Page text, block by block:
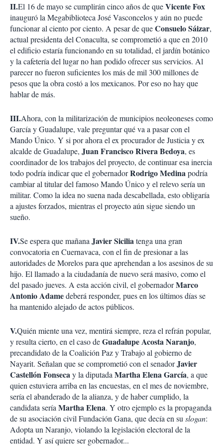
II.El 16 de mayo se cumplirán cinco años de queVicente Fox
inauguró la Megabiblioteca José Vasconcelos y aún no puede
funcionar al ciento por ciento. A pesar de queConsuelo Sáizar,
actual presidenta del Conaculta, se comprometió a que en 2010
el edificio estaría funcionando en su totalidad, el jardín botánico
y la cafetería del lugar no han podido ofrecer sus servicios. Al
parecer no fueron suficientes los más de mil 300 millones de
pesos que la obra costó a los mexicanos. Por eso no hay que
hablar de más.
III.Ahora, con la militarización de municipios neoleoneses como
García y Guadalupe, vale preguntar qué va a pasar con el
Mando Único. Y si por ahora el ex procurador de Justicia y ex
alcalde de Guadalupe, Juan Francisco Rivera Bedoya, es
coordinador de los trabajos del proyecto, de continuar esa inercia
todo podría indicar que el gobernadorRodrigo Medinapodría
cambiar al titular del famoso Mando Único y el relevo sería un
militar. Como la idea no suena nada descabellada, esto obligaría
a ajustes forzados, mientras el proyecto aún sigue siendo un
sueño.
IV.Se espera que mañana Javier Siciliatenga una gran
convocatoria en Cuernavaca, con el fin de presionar a las
autoridades de Morelos para que aprehendan a los asesinos de su
hijo. El llamado a la ciudadanía de nuevo será masivo, como el
del pasado jueves. A esta acción civil, el gobernadorMarco
Antonio Adamedeberá responder, pues en los últimos días se
ha mantenido alejado de actos públicos.
V.Quién miente una vez, mentirá siempre, reza el refrán popular,
y resulta cierto, en el caso deGuadalupe Acosta Naranjo,
precandidato de la Coalición Paz y Trabajo al gobierno de
Nayarit. Señalan que se comprometió con el senadorJavier
Castellón Fonsecay la diputada Martha Elena García, a que
quien estuviera arriba en las encuestas, en el mes de noviembre,
sería el abanderado de la alianza, y de haber cumplido, la
candidata sería Martha Elena. Y otro ejemplo es la propaganda
de su asociación civil Fundación Gana, que decía en su slogan:
Adopta un Naranjo, violando la legislación electoral de la
entidad. Y así quiere ser gobernador...